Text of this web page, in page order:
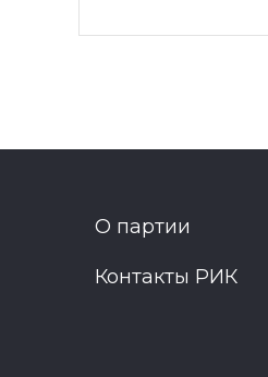
О партии
Контакты РИК